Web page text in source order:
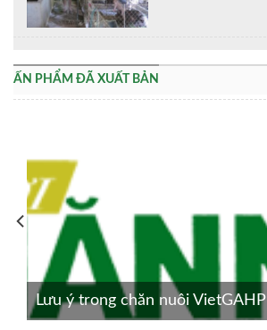
ẤN PHẨM ĐÃ XUẤT BẢN
Lưu ý trong chăn nuôi VietGAHP